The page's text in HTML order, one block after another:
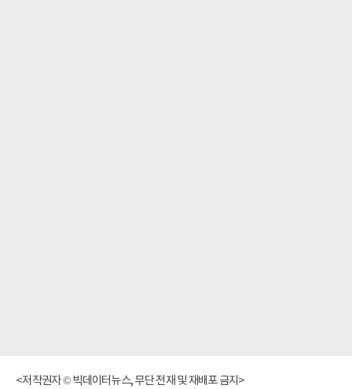
<저작권자 © 빅데이터뉴스, 무단 전재 및 재배포 금지>